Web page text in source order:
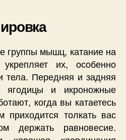
группы мышц, катание на
их, особенно
Передняя и задняя
ягодицы и икроножные
когда вы катаетесь
толкать вас
держать равновесие.